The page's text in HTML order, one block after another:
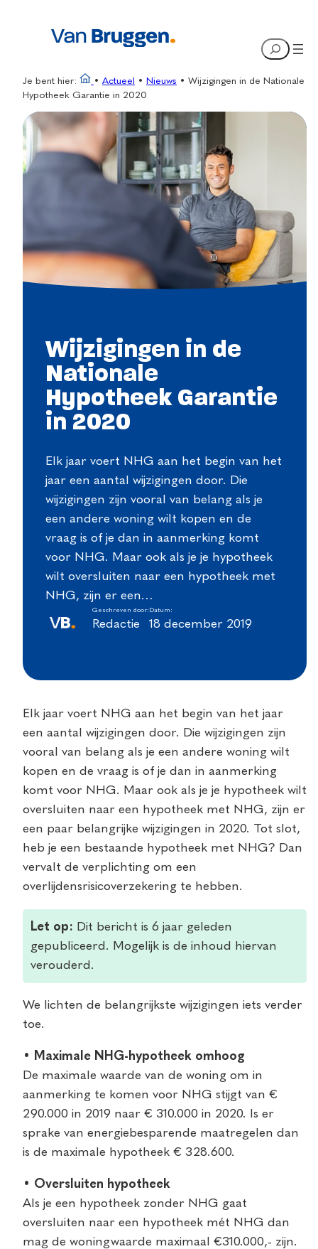
Search
Je bent hier: • Actueel • Nieuws • Wijzigingen in de Nationale
Hypotheek Garantie in 2020
Wijzigingen in de
Nationale
Hypotheek Garantie
in 2020
Elk jaar voert NHG aan het begin van het
jaar een aantal wijzigingen door. Die
wijzigingen zijn vooral van belang als je
een andere woning wilt kopen en de
vraag is of je dan in aanmerking komt
voor NHG. Maar ook als je je hypotheek
wilt oversluiten naar een hypotheek met
NHG, zijn er een…
Geschreven door:
Redactie
Datum:
18 december 2019
Elk jaar voert NHG aan het begin van het jaar
een aantal wijzigingen door. Die wijzigingen zijn
vooral van belang als je een andere woning wilt
kopen en de vraag is of je dan in aanmerking
komt voor NHG. Maar ook als je je hypotheek wilt
oversluiten naar een hypotheek met NHG, zijn er
een paar belangrijke wijzigingen in 2020. Tot slot,
heb je een bestaande hypotheek met NHG? Dan
vervalt de verplichting om een
overlijdensrisicoverzekering te hebben.
Let op: Dit bericht is 6 jaar geleden
gepubliceerd. Mogelijk is de inhoud hiervan
verouderd.
We lichten de belangrijkste wijzigingen iets verder
toe.
• Maximale NHG-hypotheek omhoog
De maximale waarde van de woning om in
aanmerking te komen voor NHG stijgt van €
290.000 in 2019 naar € 310.000 in 2020. Is er
sprake van energiebesparende maatregelen dan
is de maximale hypotheek € 328.600.
• Oversluiten hypotheek
Als je een hypotheek zonder NHG gaat
oversluiten naar een hypotheek mét NHG dan
mag de woningwaarde maximaal €310.000,- zijn.